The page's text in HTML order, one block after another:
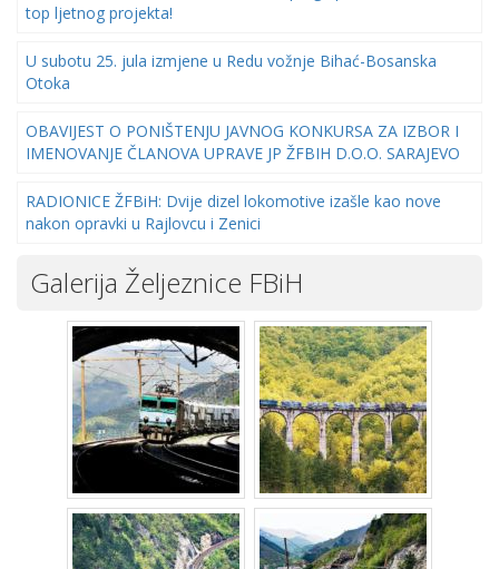
top ljetnog projekta!
U subotu 25. jula izmjene u Redu vožnje Bihać-Bosanska
Otoka
OBAVIJEST O PONIŠTENJU JAVNOG KONKURSA ZA IZBOR I
IMENOVANJE ČLANOVA UPRAVE JP ŽFBIH D.O.O. SARAJEVO
RADIONICE ŽFBiH: Dvije dizel lokomotive izašle kao nove
nakon opravki u Rajlovcu i Zenici
Galerija Željeznice FBiH